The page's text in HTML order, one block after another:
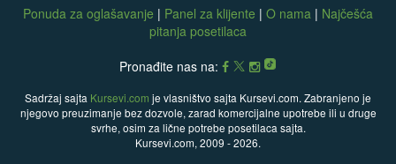
Ponuda za oglašavanje | Panel za klijente | O nama | Najčešća
pitanja posetilaca
Pronađite nas na:
Sadržaj sajta Kursevi.com je vlasništvo sajta Kursevi.com. Zabranjeno je
njegovo preuzimanje bez dozvole, zarad komercijalne upotrebe ili u druge
svrhe, osim za lične potrebe posetilaca sajta.
Kursevi.com, 2009 - 2026.